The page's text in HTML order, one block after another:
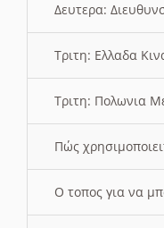
Δευτερα:
Τριτη: Ελλαδα
Τριτη: Πολωνια
Πώς
O τοπος για να